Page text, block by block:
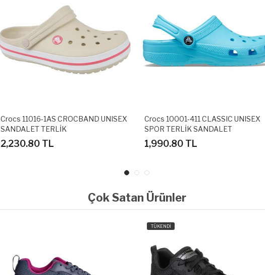
Crocs 11016-1AS CROCBAND UNISEX
SANDALET TERLİK
2,230.80 TL
Crocs 10001-411 CLASSIC UNISEX
SPOR TERLİK SANDALET
1,990.80 TL
Çok Satan Ürünler
TÜKENDİ